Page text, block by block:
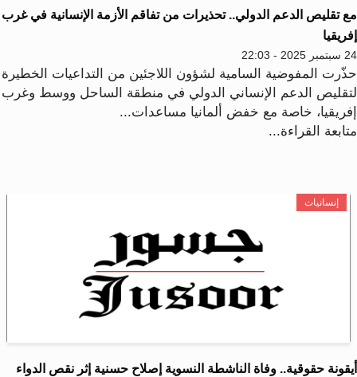
تقليص الدعم الدولي.. تحذيرات من تفاقم الأزمة الإنسانية في غرب
- 22:03
المفوضية السامية لشؤون اللاجئين من التداعيات الخطيرة
الدعم الإنساني الدولي في منطقة الساحل ووسط وغرب
خاصة مع خفض ألمانيا مساعدات...
القراءة...
إنسانيات
حقوقية.. وفاة الناشطة النسوية إصلاح حسنية إثر نقص الدواء